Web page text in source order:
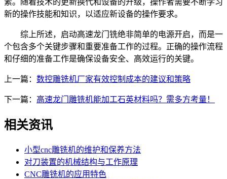
新的操作技能和知识，以适应新设备的操作要求。
综上所述，启动高速龙门铣绝非简单的电源开启，而是一
个包含多个关键步骤和重要准备工作的过程。正确的操作流程
和仔细的准备工作是确保设备安全、高效运行的关键。
上一篇： 数控雕铣机厂家有效控制成本的建议和策略
下一篇： 高速龙门雕铣机能加工石英材料吗？需多方考量！
相关资讯
小型cnc雕铣机的维护和保养方法
对刀装置的机械结构与工作原理
CNC雕铣机的应用特色